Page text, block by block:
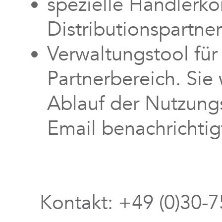
Verwaltungstool
Partnerbereich.
Ablauf der
Email
Kontakt: +49 (0)30-